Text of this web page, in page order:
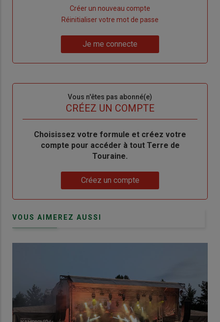
Créer un nouveau compte
de
Réinitialiser votre mot de passe
me
Je me connecte
Vous n'êtes pas abonné(e)
CRÉEZ UN COMPTE
BodyChoisissez votre formule et créez votre
compte pour accéder à tout Terre de
Touraine.
Créez un compte
VOUS AIMEREZ AUSSI